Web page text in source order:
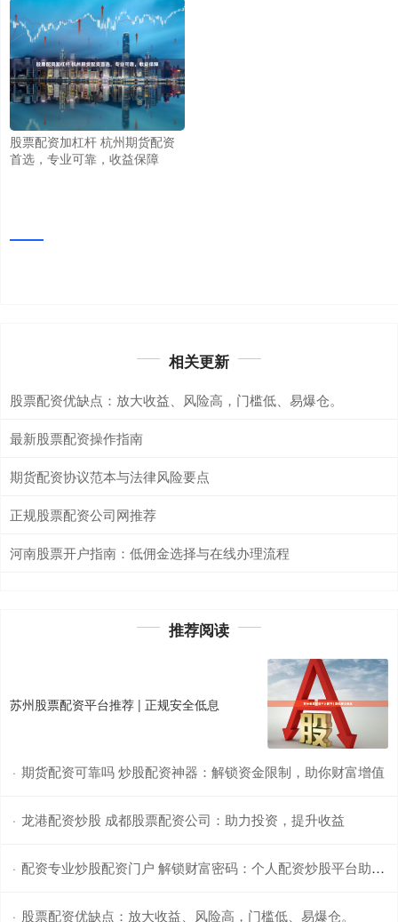
股票配资加杠杆 杭州期货配资
首选，专业可靠，收益保障
相关更新
股票配资优缺点：放大收益、风险高，门槛低、易爆仓。
最新股票配资操作指南
期货配资协议范本与法律风险要点
正规股票配资公司网推荐
河南股票开户指南：低佣金选择与在线办理流程
推荐阅读
苏州股票配资平台推荐 | 正规安全低息
· 期货配资可靠吗 炒股配资神器：解锁资金限制，助你财富增值
· 龙港配资炒股 成都股票配资公司：助力投资，提升收益
· 配资专业炒股配资门户 解锁财富密码：个人配资炒股平台助你赢战股市
· 股票配资优缺点：放大收益、风险高，门槛低、易爆仓。